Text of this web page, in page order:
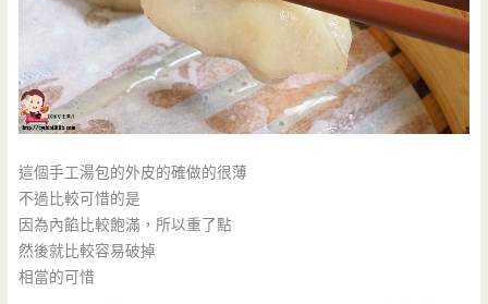
這個手工湯包的外皮的確做的很薄
不過比較可惜的是
因為內餡比較飽滿，所以重了點
然後就比較容易破掉
相當的可惜